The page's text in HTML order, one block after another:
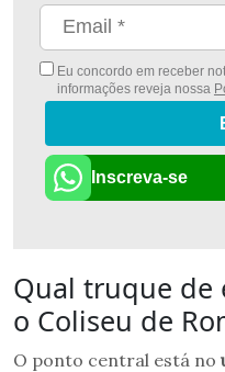
Eu concordo em receber
informações reveja nossa
Inscreva-se
Qual truque de
o Coliseu de
O ponto central está no